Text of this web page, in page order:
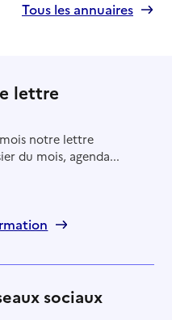
Tous les annuaires
lettre
notre lettre
du mois, agenda...
sociaux